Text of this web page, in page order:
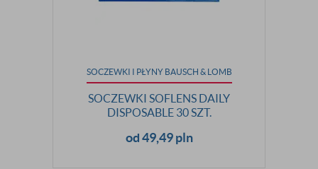
SOCZEWKI I PŁYNY BAUSCH & LOMB
SOCZEWKI SOFLENS DAILY
DISPOSABLE 30 SZT.
od 49,49 pln